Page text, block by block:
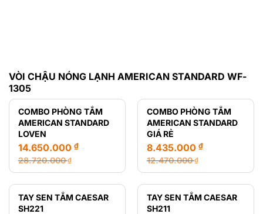
VÒI CHẬU NÓNG LẠNH AMERICAN STANDARD WF-
1305
COMBO PHÒNG TẮM
AMERICAN STANDARD
LOVEN
28.720.000₫
Giá
gốc
là:
28.720.000 ₫.
14.650.000 ₫
Giá
hiện
tại
là:
COMBO PHÒNG TẮM
AMERICAN STANDARD
GIÁ RẺ
12.470.000₫
Giá
gốc
là:
12.470.000 ₫.
8.435.000 ₫
Giá
hiện
tại
là:
TAY SEN TẮM CAESAR
SH221
TAY SEN TẮM CAESAR
SH211